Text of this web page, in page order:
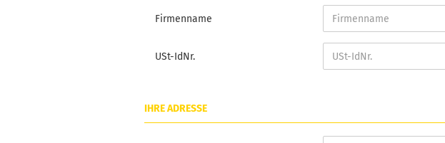
Firmenname
USt-IdNr.
IHRE ADRESSE